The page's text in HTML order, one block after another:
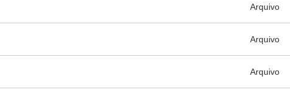
Arquivo
Arquivo
Arquivo